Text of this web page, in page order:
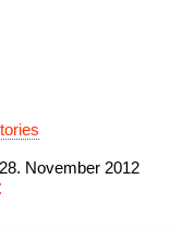
November 2012